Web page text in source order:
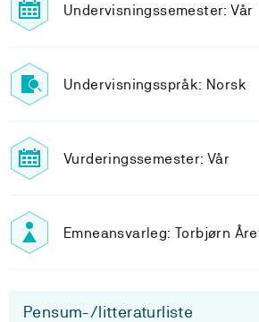
Undervisningssemester: Vår
Undervisningsspråk: Norsk
Vurderingssemester: Vår
Emneansvarleg: Torbjørn
Pensum-/litteraturliste